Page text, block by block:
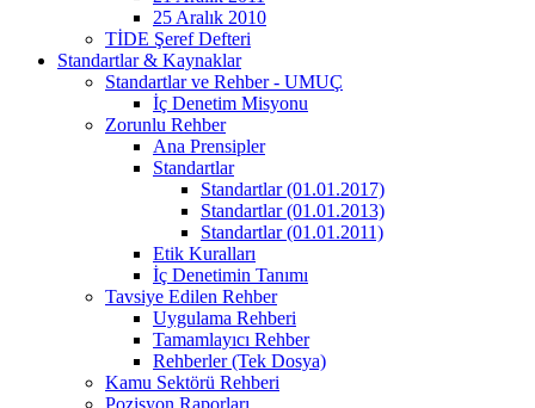
25 Aralık 2010
TİDE Şeref Defteri
Standartlar & Kaynaklar
Standartlar ve Rehber - UMUÇ
İç Denetim Misyonu
Zorunlu Rehber
Ana Prensipler
Standartlar
Standartlar (01.01.2017)
Standartlar (01.01.2013)
Standartlar (01.01.2011)
Etik Kuralları
İç Denetimin Tanımı
Tavsiye Edilen Rehber
Uygulama Rehberi
Tamamlayıcı Rehber
Rehberler (Tek Dosya)
Kamu Sektörü Rehberi
Pozisyon Raporları